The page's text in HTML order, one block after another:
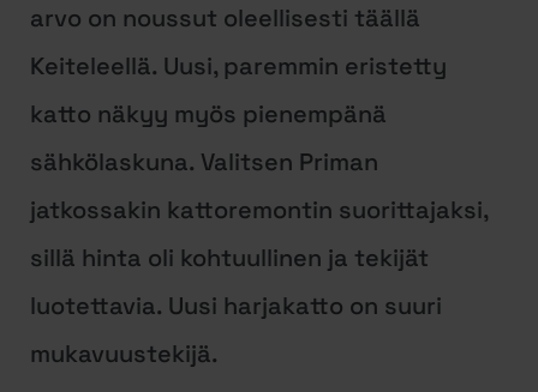
arvo on noussut oleellisesti täällä
Keiteleellä. Uusi, paremmin eristetty
katto näkyy myös pienempänä
sähkölaskuna. Valitsen Priman
jatkossakin kattoremontin suorittajaksi,
sillä hinta oli kohtuullinen ja tekijät
luotettavia. Uusi harjakatto on suuri
mukavuustekijä.